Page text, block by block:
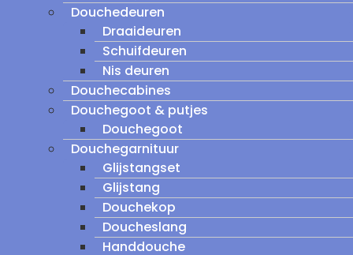
Douchedeuren
Draaideuren
Schuifdeuren
Nis deuren
Douchecabines
Douchegoot & putjes
Douchegoot
Douchegarnituur
Glijstangset
Glijstang
Douchekop
Doucheslang
Handdouche